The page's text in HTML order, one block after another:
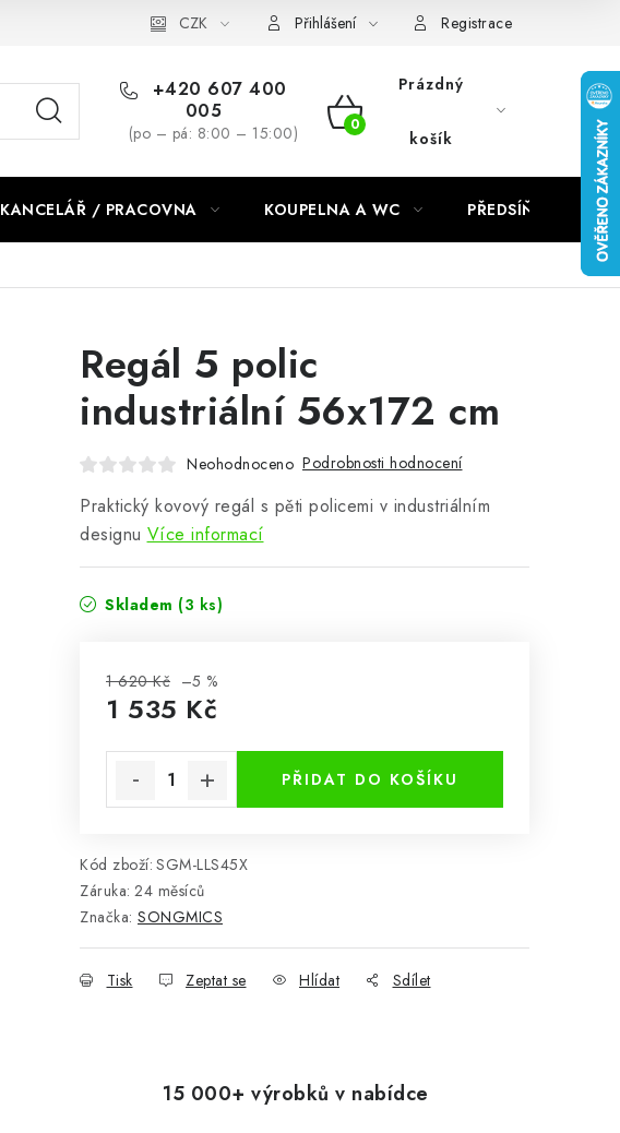
CZK Přihlášení Registrace
+420 607 400
005
(po – pá: 8:00 – 15:00)
NÁKUPNÍ
Prázdný
košík
KANCELÁŘ / PRACOVNA KOUPELNA A WC PŘEDSÍŇ
Regál 5 polic
industriální 56x172 cm
Neohodnoceno Podrobnosti hodnocení
Praktický kovový regál s pěti policemi v industriálním
designu Více informací
Skladem (3 ks)
1 620 Kč –5 %
1 535 Kč
PŘIDAT DO KOŠÍKU
Kód zboží: SGM-LLS45X
Záruka: 24 měsíců
Značka: SONGMICS
Tisk Zeptat se Hlídat Sdílet
15 000+ výrobků v nabídce